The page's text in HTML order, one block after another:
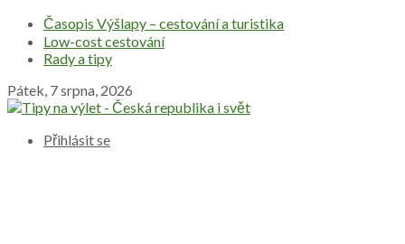
Časopis Výšlapy – cestování a turistika
Low-cost cestování
Rady a tipy
Pátek, 7 srpna, 2026
Přihlásit se